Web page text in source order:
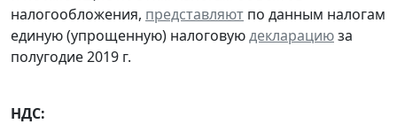
налогообложения, представляют по данным налогам
единую (упрощенную) налоговуюдекларациюза
полугодие 2019 г.
НДС: